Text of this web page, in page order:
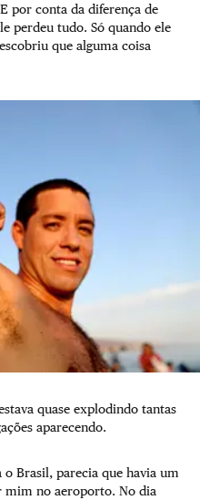
por conta da diferença de
perdeu tudo. Só quando ele
que alguma coisa
quase explodindo tantas
aparecendo.
Brasil, parecia que havia um
mim no aeroporto. No dia